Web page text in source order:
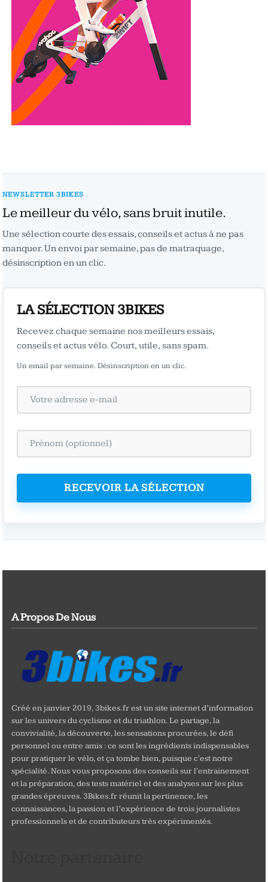
NEWSLETTER 3BIKES
Le meilleur du vélo, sans bruit inutile.
Une sélection courte des essais, conseils et actus à ne pas
manquer. Un envoi par semaine, pas de matraquage,
désinscription en un clic.
LA SÉLECTION 3BIKES
Recevez chaque semaine nos meilleurs essais,
conseils et actus vélo. Court, utile, sans spam.
Un email par semaine. Désinscription en un clic.
RECEVOIR LA SÉLECTION
A Propos De Nous
Créé en janvier 2019, 3bikes.fr est un site internet d’information
sur les univers du cyclisme et du triathlon. Le partage, la
convivialité, la découverte, les sensations procurées, le défi
personnel ou entre amis : ce sont les ingrédients indispensables
pour pratiquer le vélo, et ça tombe bien, puisque c'est notre
spécialité. Nous vous proposons des conseils sur l'entrainement
et la préparation, des tests matériel et des analyses sur les plus
grandes épreuves. 3Bikes.fr réunit la pertinence, les
connaissances, la passion et l’expérience de trois journalistes
professionnels et de contributeurs très expérimentés.